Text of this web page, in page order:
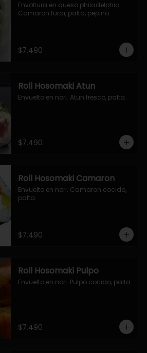
Envoltura en queso philadelphia.
Camaron furai, palta, pepino.
$7.490
Roll Hosomaki Atun
Envuelto en nori. Atun fresco, palta.
$7.490
Roll Hosomaki Camaron
Envuelto en nori. Camaron cocido,
palta.
$7.490
Roll Hosomaki Pulpo
Envuelto en nori. Pulpo cocido, palta.
$7.490